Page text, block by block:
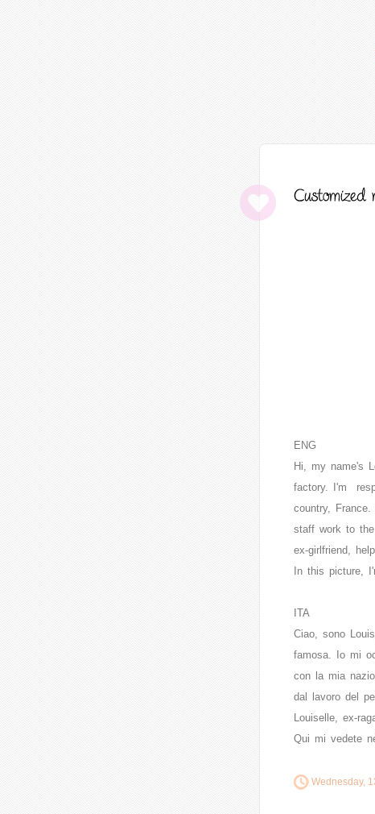
ENG
Hi, my name's
factory. I'm
country,
staff work to
ex-girlfriend,
In this picture,
ITA
Ciao, sono
famosa. Io mi
con la mia
dal lavoro del
Louiselle, ex-
Qui mi vedete
Wednesday,